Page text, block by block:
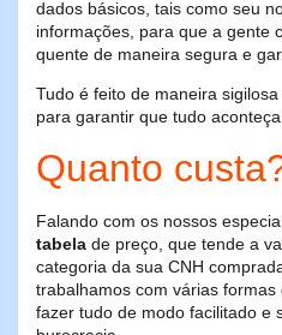
dados básicos, tais como seu
informações, para que a gente
quente de maneira segura e
Tudo é feito de maneira
para garantir que tudo
Quanto
Falando com os nossos
tabela de preço, que tende a
categoria da sua CNH
trabalhamos com várias
fazer tudo de modo facilitado e